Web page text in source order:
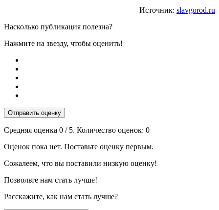
Источник: slavgorod.ru
Насколько публикация полезна?
Нажмите на звезду, чтобы оценить!
Отправить оценку
Средняя оценка 0 / 5. Количество оценок: 0
Оценок пока нет. Поставьте оценку первым.
Сожалеем, что вы поставили низкую оценку!
Позвольте нам стать лучше!
Расскажите, как нам стать лучше?